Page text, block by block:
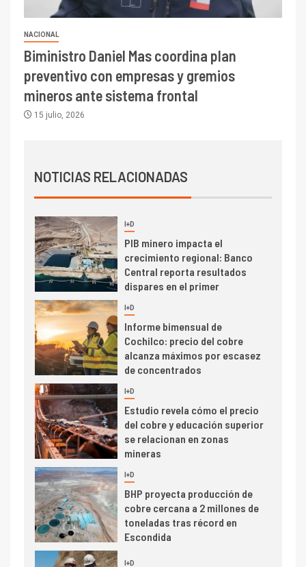
NACIONAL
Biministro Daniel Mas coordina plan
preventivo con empresas y gremios
mineros ante sistema frontal
15 julio, 2026
NOTICIAS RELACIONADAS
camión 100% eléctrico para
transportar cátodos al Puerto
2
Producción minera en mayo de
2026 cae 10,6%
crecimiento regional: Banco
Central reporta resultados
dispares en el primer
4 I+D
Informe bimensual de
Cochilco: precio del cobre
alcanza máximos por escasez
de concentrados
5 I+D
Estudio revela cómo el precio
del cobre y educación superior
se relacionan en zonas
mineras
6 I+D
BHP proyecta producción de
cobre cercana a 2 millones de
toneladas tras récord en
Escondida
7 I+D
Codelco reporta Ebitda de US$
6.670 millones y mejora sus
indicadores financieros